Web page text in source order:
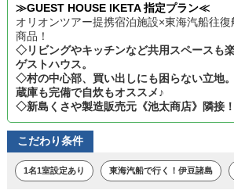
≫GUEST HOUSE IKETA 指定プラン≪
オリオンツアー提携宿泊施設×東海汽船往
商品！
◇リビングやキッチンなど共用スペースも
ゲストハウス。
◇村の中心部、買い出しにも困らない立地
蔵庫も完備で自炊もオススメ♪
◇新島くさや製造販売元《池太商店》隣接！
こだわり条件
1名1室設定あり 東海汽船で行く！伊豆諸島